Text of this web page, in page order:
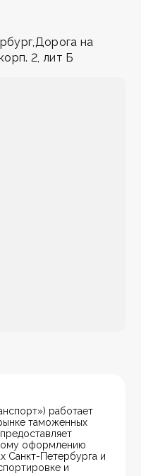
на
2, лит Б
работает
таможенных
оформлению
Санкт-Петербурга и
и